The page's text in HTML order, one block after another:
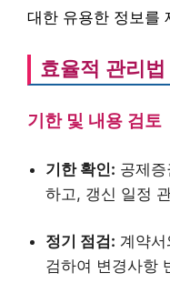
대한 유용한 정보를
효율적 관리법
기한 및 내용 검토
기한 확인: 공제
하고, 갱신 일정
정기 점검: 계약
검하여 변경사항